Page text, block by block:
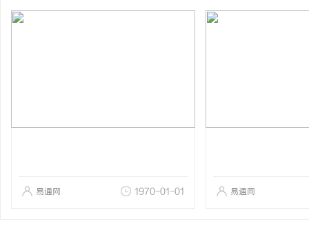
易通网 1970-01-01 易通网